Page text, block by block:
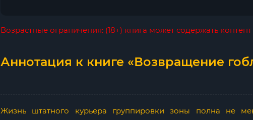
Возрастные ограничения: (18+) книга может содержать
Аннотация к книге «Возвращение
Жизнь штатного курьера группировки зоны полна не